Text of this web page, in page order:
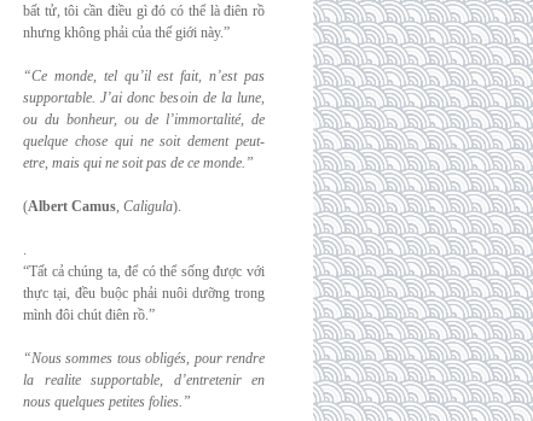
bất tử, tôi cần điều gì đó có thể là điên rồ
nhưng không phải của thế giới này.”
“Ce monde, tel qu’il est fait, n’est pas
supportable. J’ai donc besoin de la lune,
ou du bonheur, ou de l’immortalité, de
quelque chose qui ne soit dement peut-
etre, mais qui ne soit pas de ce monde.”
(Albert Camus, Caligula).
.
“Tất cả chúng ta, để có thể sống được với
thực tại, đều buộc phải nuôi dưỡng trong
mình đôi chút điên rồ.”
“Nous sommes tous obligés, pour rendre
la realite supportable, d’entretenir en
nous quelques petites folies.”